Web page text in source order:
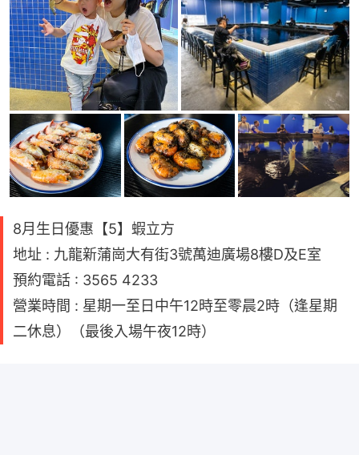
8月生日優惠【5】蝦立方
地址 : 九龍新蒲崗大有街3號萬迪廣場8樓D及E室
預約電話 : 3565 4233
營業時間 : 星期一至日中午12時至零晨2時（逢星期
二休息）（最後入場午夜12時）